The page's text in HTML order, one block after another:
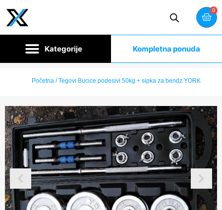
0
Kompletna ponuda
Početna/ Tegovi Bucice podesivi 50kg + sipka za bendz YORK